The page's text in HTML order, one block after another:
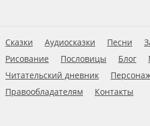
Сказки Аудиосказки Песни
Рисование
Пословицы Блог
Читательский дневник
Правообладателям
Контакты